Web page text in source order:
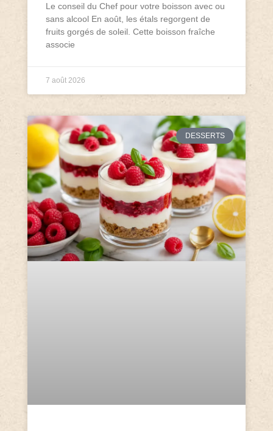
Le conseil du Chef pour votre boisson avec ou
sans alcool En août, les étals regorgent de
fruits gorgés de soleil. Cette boisson fraîche
associe
7 août 2026
DESSERTS